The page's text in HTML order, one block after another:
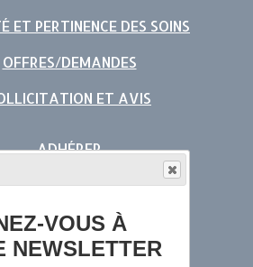
ET PERTINENCE DES SOINS
OFFRES/DEMANDES
ET AVIS
ADHÉRER
SON ADHÉSION
NOUS CONTACTER
EVÈNEMENTS
VOUS À
NEWSLETTER